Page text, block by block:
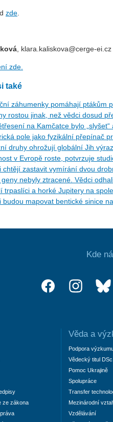
zde.
, klara.kaliskova@cerge-ei.cz
zde.
také
záhumenky pomáhají ptákům
rostou jinak, než vědci dosud
na Kamčatce bylo
pole jako fyzikální přepínač
druhy ohrožují globální Jih
v Evropě roste, potvrzuje
chtějí zastavit vymírání dvou
geny nebyly ztracené. Vědci
trpaslíci a horké Jupitery na
budou mapovat bentické sinice
Kde
ze zákona
Věda a
Podpora
Vědecký titul DSc.
Pomoc Ukrajině
Spolupráce
Transfer
Mezinárodní
Vzdělávání